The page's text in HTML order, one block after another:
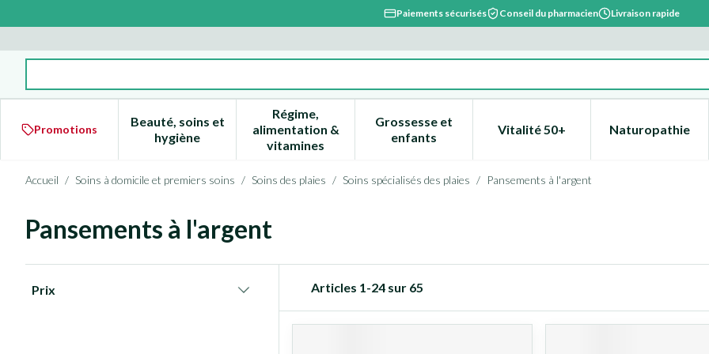
Paiements sécurisés Conseil du pharmacien Livraison rapide
Promotions
Beauté, soins et
hygièneAfficher le sous-menu pour la catégorie Beauté, soins et hygiène
Régime,
alimentation &
vitamines
Afficher le sous-menu pour la catégorie Régime, alimentation &
Grossesse et
enfantsAfficher le sous-menu pour la catégorie
Vitalité 50+Afficher le sous-menu pour la
Naturopathie
Afficher
Accueil / Soins à domicile et premiers soins / Soins des plaies / Soins spécialisés des plaies / Pansements à l'argent
Pansements à l'argent
Prix
Articles 1-24 sur 65